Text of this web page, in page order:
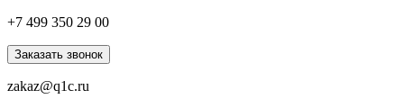
+7 499 350 29 00
Заказать звонок
zakaz@q1c.ru